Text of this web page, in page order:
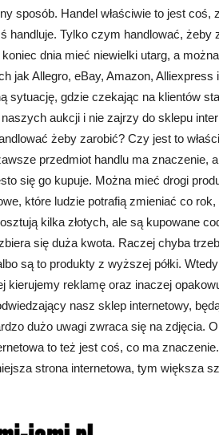
sposób. Handel właściwie to jest
handluje. Tylko czym handlować, żeby
koniec dnia mieć niewielki utarg, a
jak Allegro, eBay, Amazon,
sytuację, gdzie czekając na klientów
aukcji i nie zajrzy do sklepu
żeby zarobić? Czy jest to
przedmiot handlu ma znaczenie,
się go kupuje. Można mieć drogi
które ludzie potrafią zmieniać co
kilka złotych, ale są kupowane
się duża kwota. Raczej chyba
są to produkty z wyższej półki.
kierujemy reklamę oraz inaczej
nasz sklep internetowy,
dużo uwagi zwraca się na zdjęcia.
to też jest coś, co ma
strona internetowa, tym większa